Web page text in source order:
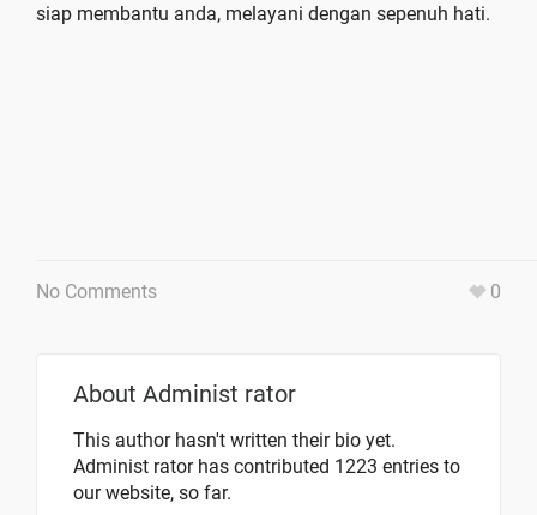
siap membantu anda, melayani dengan sepenuh hati.
No Comments 0
About Administ rator
This author hasn't written their bio yet.
Administ ratorhas contributed 1223 entries to
our website, so far.